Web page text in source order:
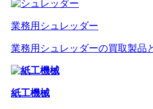
業務用シュレッダー
業務用シュレッダーの買取製品
紙工機械